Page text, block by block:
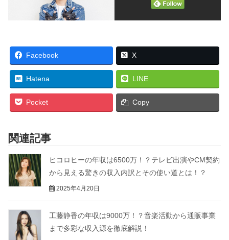
Facebook X
Hatena LINE
Pocket Copy
関連記事
ヒコロヒーの年収は6500万！？テレビ出演やCM契約
から見える驚きの収入内訳とその使い道とは！？
2025年4月20日
工藤静香の年収は9000万！？音楽活動から通販事業
まで多彩な収入源を徹底解説！